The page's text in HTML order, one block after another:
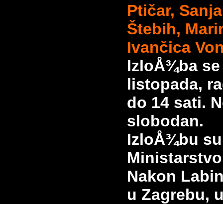
Ptičar,
Štebih,
Ivančica
IzloÅ¾ba
listopada,
do 14 sati.
slobodan.
IzloÅ¾bu
Nakon
u Zagrebu,